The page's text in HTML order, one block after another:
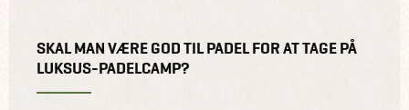
SKAL MAN VÆRE GOD TIL PADEL FOR AT TAGE PÅ
LUKSUS-PADELCAMP?